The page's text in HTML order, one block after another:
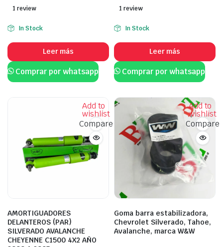
1 review
In Stock
Leer más
Comprar por whatsapp
1 review
In Stock
Leer más
Comprar por whatsapp
Add to
wishlist
Compare
AMORTIGUADORES
DELANTEROS (PAR)
SILVERADO AVALANCHE
CHEYENNE C1500 4X2 AÑO
Add to
wishlist
Compare
Goma barra estabilizadora,
Chevrolet Silverado, Tahoe,
Avalanche, marca W&W